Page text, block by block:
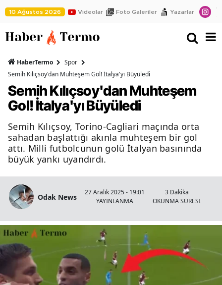
10 Ağustos 2026 Videolar Foto Galeriler Yazarlar
HaberTermo
Spor
Semih Kılıçsoy'dan Muhteşem Gol! İtalya'yı Büyüledi
Semih Kılıçsoy'dan Muhteşem
Gol! İtalya'yı Büyüledi
Semih Kılıçsoy, Torino-Cagliari maçında orta
sahadan başlattığı akınla muhteşem bir gol
attı. Milli futbolcunun golü İtalyan basınında
büyük yankı uyandırdı.
Odak News
27 Aralık 2025 - 19:01
YAYINLANMA
3 Dakika
OKUNMA SÜRESİ